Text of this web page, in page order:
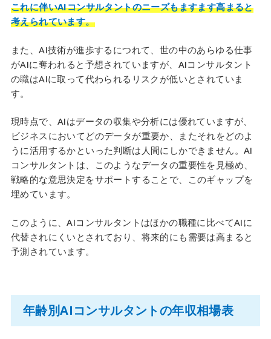
これに伴いAIコンサルタントのニーズもますます高まると
考えられています。
また、AI技術が進歩するにつれて、世の中のあらゆる仕事
がAIに奪われると予想されていますが、AIコンサルタント
の職はAIに取って代わられるリスクが低いとされていま
す。
現時点で、AIはデータの収集や分析には優れていますが、
ビジネスにおいてどのデータが重要か、またそれをどのよ
うに活用するかといった判断は人間にしかできません。AI
コンサルタントは、このようなデータの重要性を見極め、
戦略的な意思決定をサポートすることで、このギャップを
埋めています。
このように、AIコンサルタントはほかの職種に比べてAIに
代替されにくいとされており、将来的にも需要は高まると
予測されています。
年齢別AIコンサルタントの年収相場表